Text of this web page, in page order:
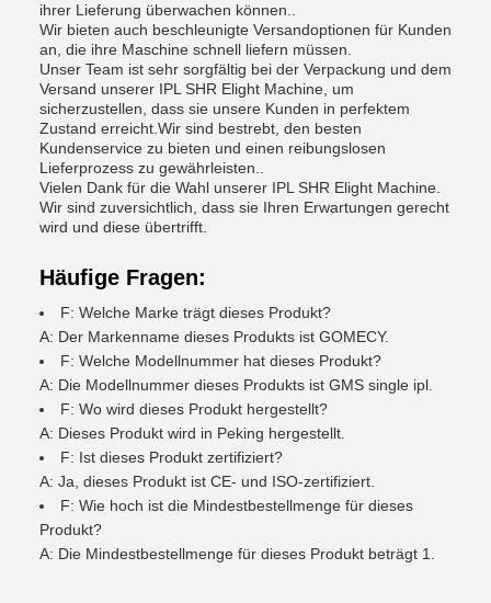
ihrer Lieferung überwachen können..
Wir bieten auch beschleunigte Versandoptionen für Kunden
an, die ihre Maschine schnell liefern müssen.
Unser Team ist sehr sorgfältig bei der Verpackung und dem
Versand unserer IPL SHR Elight Machine, um
sicherzustellen, dass sie unsere Kunden in perfektem
Zustand erreicht.Wir sind bestrebt, den besten
Kundenservice zu bieten und einen reibungslosen
Lieferprozess zu gewährleisten..
Vielen Dank für die Wahl unserer IPL SHR Elight Machine.
Wir sind zuversichtlich, dass sie Ihren Erwartungen gerecht
wird und diese übertrifft.
Häufige Fragen:
F: Welche Marke trägt dieses Produkt?
A: Der Markenname dieses Produkts ist GOMECY.
F: Welche Modellnummer hat dieses Produkt?
A: Die Modellnummer dieses Produkts ist GMS single ipl.
F: Wo wird dieses Produkt hergestellt?
A: Dieses Produkt wird in Peking hergestellt.
F: Ist dieses Produkt zertifiziert?
A: Ja, dieses Produkt ist CE- und ISO-zertifiziert.
F: Wie hoch ist die Mindestbestellmenge für dieses
Produkt?
A: Die Mindestbestellmenge für dieses Produkt beträgt 1.